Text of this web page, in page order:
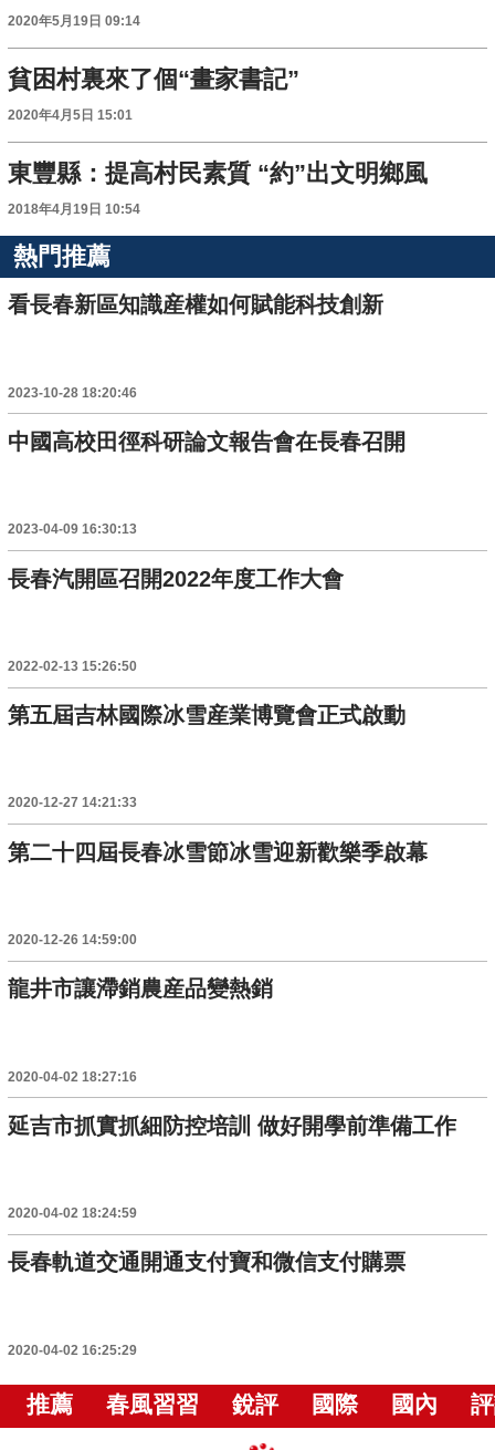
2020年5月19日 09:14
貧困村裏來了個“畫家書記”
2020年4月5日 15:01
東豐縣：提高村民素質 “約”出文明鄉風
2018年4月19日 10:54
熱門推薦
看長春新區知識産權如何賦能科技創新
2023-10-28 18:20:46
中國高校田徑科研論文報告會在長春召開
2023-04-09 16:30:13
長春汽開區召開2022年度工作大會
2022-02-13 15:26:50
第五屆吉林國際冰雪産業博覽會正式啟動
2020-12-27 14:21:33
第二十四屆長春冰雪節冰雪迎新歡樂季啟幕
2020-12-26 14:59:00
龍井市讓滯銷農産品變熱銷
2020-04-02 18:27:16
延吉市抓實抓細防控培訓 做好開學前準備工作
2020-04-02 18:24:59
長春軌道交通開通支付寶和微信支付購票
2020-04-02 16:25:29
推薦 春風習習 銳評 國際 國內